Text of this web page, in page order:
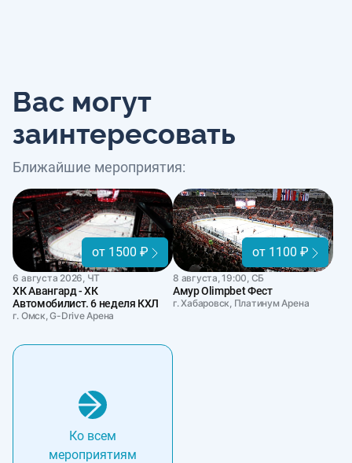
Вас могут
заинтересовать
Ближайшие мероприятия:
от 1500 ₽
6 августа 2026, ЧТ
ХК Авангард - ХК
Автомобилист. 6 неделя КХЛ
г. Омск, G-Drive Арена
от 1100 ₽
8 августа, 19:00, СБ
Амур Olimpbet Фест
г. Хабаровск, Платинум Арена
Ко всем
мероприятиям